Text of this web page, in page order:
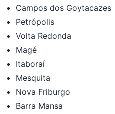
Campos dos Goytacazes
Petrópolis
Volta Redonda
Magé
Itaboraí
Mesquita
Nova Friburgo
Barra Mansa